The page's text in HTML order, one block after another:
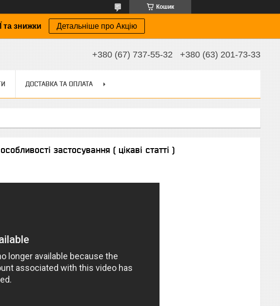
Кошик
знижки Детальніше про Акцію
+380 (67) 737-55-32 +380 (63) 201-73-33
ДОСТАВКА ТА ОПЛАТА
застосування ( цікаві статті )